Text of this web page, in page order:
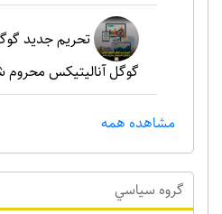
تحریم جدید
گوگل آنالیتیکس محروم
مشاهده همه
گروه سياسي